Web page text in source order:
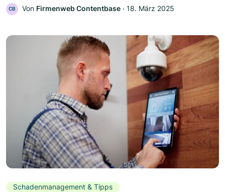
CB Von Firmenweb Contentbase ‧ 18. März 2025
Schadenmanagement & Tipps